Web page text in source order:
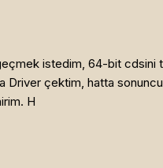
istedim, 64-bit cdsini
Driver çektim, hatta
H